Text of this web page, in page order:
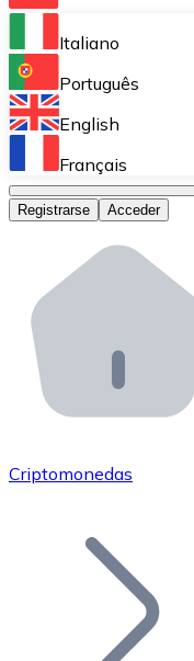
Bitnovo Ramp
Integra nuestra
Bitnovo Giftcards
Bitnovo OTC
Bitnovo ATM
Integra un ATM
Bitnovo API
Integra nuestra
Únete a nuestra
Añade tu
Italiano
Português
English
Français
Registrarse Acceder
Criptomonedas